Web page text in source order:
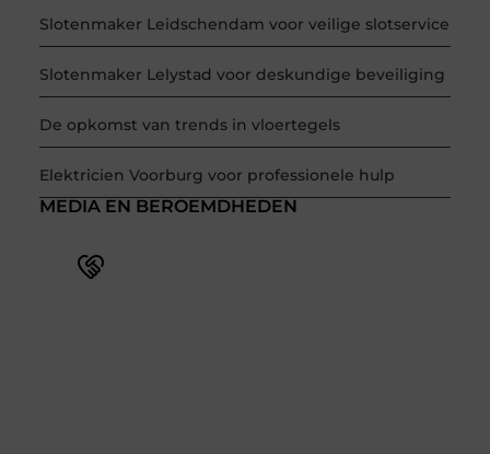
Slotenmaker Leidschendam voor veilige slotservice
Slotenmaker Lelystad voor deskundige beveiliging
De opkomst van trends in vloertegels
Elektricien Voorburg voor professionele hulp
MEDIA EN BEROEMDHEDEN